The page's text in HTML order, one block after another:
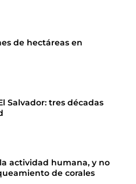
de hectáreas en
Salvador: tres décadas
actividad humana, y no
de corales